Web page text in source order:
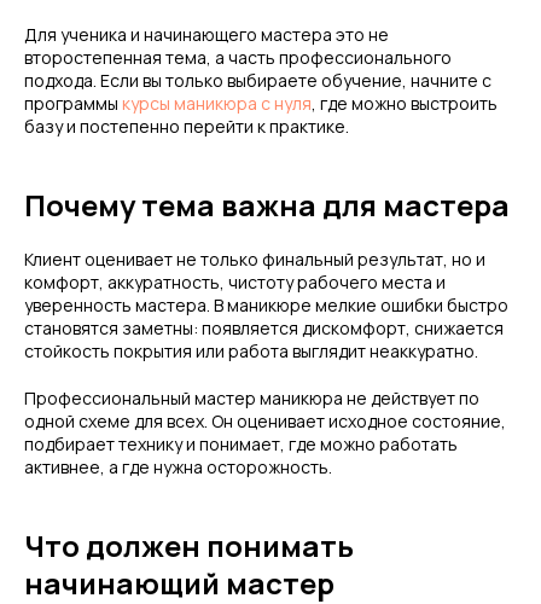
Для ученика и начинающего мастера это не
второстепенная тема, а часть профессионального
подхода. Если вы только выбираете обучение, начните с
программы курсы маникюра с нуля, где можно выстроить
базу и постепенно перейти к практике.
Почему тема важна для мастера
Клиент оценивает не только финальный результат, но и
комфорт, аккуратность, чистоту рабочего места и
уверенность мастера. В маникюре мелкие ошибки быстро
становятся заметны: появляется дискомфорт, снижается
стойкость покрытия или работа выглядит неаккуратно.
Профессиональный мастер маникюра не действует по
одной схеме для всех. Он оценивает исходное состояние,
подбирает технику и понимает, где можно работать
активнее, а где нужна осторожность.
Что должен понимать
начинающий мастер